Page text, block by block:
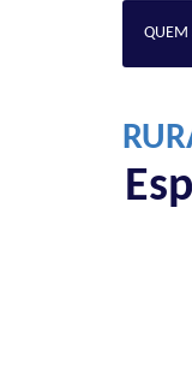
QUEM